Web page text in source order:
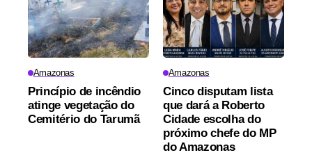
Amazonas
Princípio de incêndio
atinge vegetação do
Cemitério do Tarumã
Amazonas
Cinco disputam lista
que dará a Roberto
Cidade escolha do
próximo chefe do MP
do Amazonas